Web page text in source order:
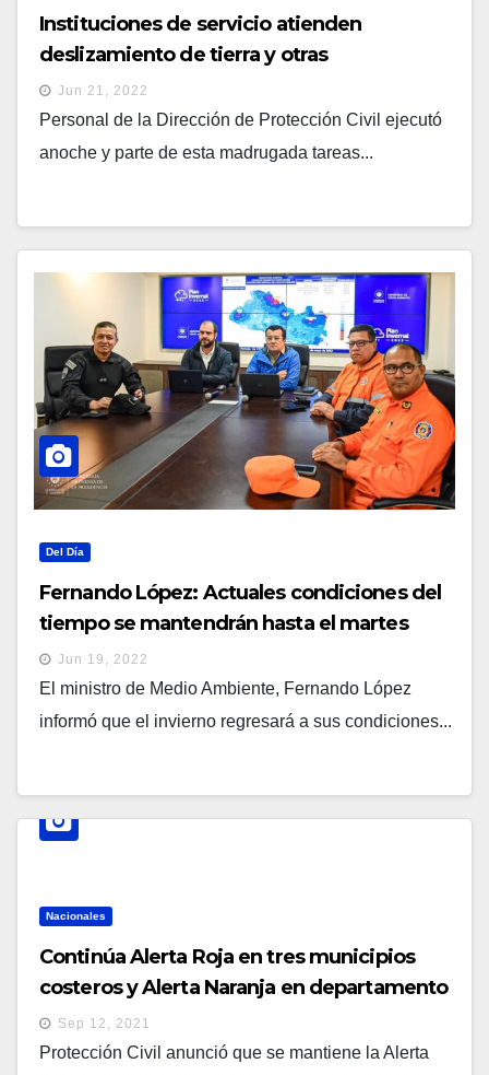
Instituciones de servicio atienden
deslizamiento de tierra y otras
emergencias
Jun 21, 2022
Personal de la Dirección de Protección Civil ejecutó
anoche y parte de esta madrugada tareas...
Del Día
Fernando López: Actuales condiciones del
tiempo se mantendrán hasta el martes
Jun 19, 2022
El ministro de Medio Ambiente, Fernando López
informó que el invierno regresará a sus condiciones...
Nacionales
Continúa Alerta Roja en tres municipios
costeros y Alerta Naranja en departamento
de Chalatenango
Sep 12, 2021
Protección Civil anunció que se mantiene la Alerta